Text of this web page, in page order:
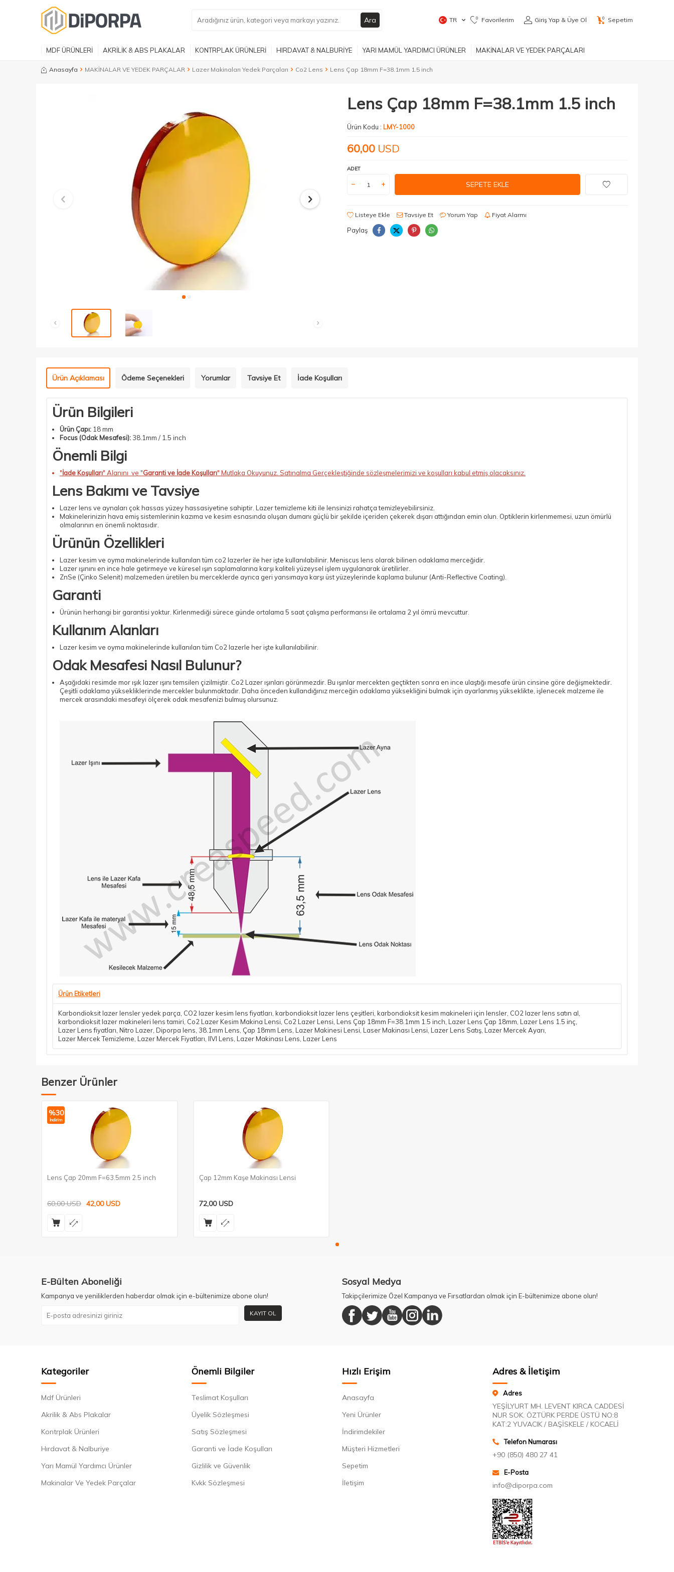
Ara TR 0 Favorilerim Giriş Yap & Üye Ol 0 Sepetim
MDF ÜRÜNLERİ AKRİLİK & ABS PLAKALAR KONTRPLAK ÜRÜNLERİ HIRDAVAT & NALBURİYE YARI MAMÜL YARDIMCI ÜRÜNLER MAKİNALAR VE YEDEK PARÇALARI
Anasayfa MAKİNALAR VE YEDEK PARÇALAR Lazer Makinaları Yedek Parçaları Co2 Lens Lens Çap 18mm F=38.1mm 1.5 inch
Lens Çap 18mm F=38.1mm 1.5 inch
Ürün Kodu : LMY-1000
60,00 USD
ADET
SEPETE EKLE
Listeye Ekle Tavsiye Et Yorum Yap Fiyat Alarmı
Paylaş
Ürün Açıklaması Ödeme Seçenekleri Yorumlar Tavsiye Et İade Koşulları
Ürün Bilgileri
Ürün Çapı: 18 mm
Focus (Odak Mesafesi): 38.1mm / 1.5 inch
Önemli Bilgi
"İade Koşulları" Alanını ve "Garanti ve İade Koşulları" Mutlaka Okuyunuz. Satınalma Gerçekleştiğinde sözleşmelerimizi ve koşulları kabul etmiş olacaksınız.
Lens Bakımı ve Tavsiye
Lazer lens ve aynaları çok hassas yüzey hassasiyetine sahiptir. Lazer temizleme kiti ile lensinizi rahatça temizleyebilirsiniz.
Makinelerinizin hava emiş sistemlerinin kazıma ve kesim esnasında oluşan dumanı güçlü bir şekilde içeriden çekerek dışarı attığından emin olun. Optiklerin kirlenmemesi, uzun ömürlü
olmalarının en önemli noktasıdır.
Ürünün Özellikleri
Lazer kesim ve oyma makinelerinde kullanılan tüm co2 lazerler ile her işte kullanılabilinir. Meniscus lens olarak bilinen odaklama merceğidir.
Lazer ışınını en ince hale getirmeye ve küresel ışın saplamalarına karşı kaliteli yüzeysel işlem uygulanarak üretilirler.
ZnSe (Çinko Selenit) malzemeden üretilen bu merceklerde ayrıca geri yansımaya karşı üst yüzeylerinde kaplama bulunur (Anti-Reflective Coating).
Garanti
Ürünün herhangi bir garantisi yoktur. Kirlenmediği sürece günde ortalama 5 saat çalışma performansı ile ortalama 2 yıl ömrü mevcuttur.
Kullanım Alanları
Lazer kesim ve oyma makinelerinde kullanılan tüm Co2 lazerle her işte kullanılabilinir.
Odak Mesafesi Nasıl Bulunur?
Aşağıdaki resimde mor ışık lazer ışını temsilen çizilmiştir. Co2 Lazer ışınları görünmezdir. Bu ışınlar mercekten geçtikten sonra en ince ulaştığı mesafe ürün cinsine göre değişmektedir.
Çeşitli odaklama yüksekliklerinde mercekler bulunmaktadır. Daha önceden kullandığınız merceğin odaklama yüksekliğini bulmak için ayarlanmış yükseklikte, işlenecek malzeme ile
mercek arasındaki mesafeyi ölçerek odak mesafenizi bulmuş olursunuz.
Ürün Etiketleri
Karbondioksit lazer lensler yedek parça CO2 lazer kesim lens fiyatları karbondioksit lazer lens çeşitleri karbondioksit kesim makineleri için lensler CO2 lazer lens satın al
karbondioksit lazer makineleri lens tamiri Co2 Lazer Kesim Makina Lensi Co2 Lazer Lensi Lens Çap 18mm F=38.1mm 1.5 inch Lazer Lens Çap 18mm Lazer Lens 1.5 inç
Lazer Lens fiyatları Nitro Lazer Diporpa lens 38.1mm Lens Çap 18mm Lens Lazer Makinesi Lensi Laser Makinası Lensi Lazer Lens Satış Lazer Mercek Ayarı
Lazer Mercek Temizleme Lazer Mercek Fiyatları IIVI Lens Lazer Makinası Lens Lazer Lens
Benzer Ürünler
%30
İndirim
Lens Çap 20mm F=63.5mm 2.5 inch
60,00USD 42,00USD
Çap 12mm Kaşe Makinası Lensi
72,00USD
E-Bülten Aboneliği
Kampanya ve yeniliklerden haberdar olmak için e-bültenimize abone olun!
KAYIT OL
Sosyal Medya
Takipçilerimize Özel Kampanya ve Fırsatlardan olmak için E-bültenimize abone olun!
Kategoriler
Mdf Ürünleri
Akrilik & Abs Plakalar
Kontrplak Ürünleri
Hırdavat & Nalburiye
Yarı Mamül Yardımcı Ürünler
Makinalar Ve Yedek Parçalar
Önemli Bilgiler
Teslimat Koşulları
Üyelik Sözleşmesi
Satış Sözleşmesi
Garanti ve İade Koşulları
Gizlilik ve Güvenlik
Kvkk Sözleşmesi
Hızlı Erişim
Anasayfa
Yeni Ürünler
İndirimdekiler
Müşteri Hizmetleri
Sepetim
İletişim
Adres & İletişim
Adres
YEŞİLYURT MH. LEVENT KIRCA CADDESİ
NUR SOK. ÖZTÜRK PERDE ÜSTÜ NO:8
KAT:2 YUVACIK / BAŞİSKELE / KOCAELİ
Telefon Numarası
+90 (850) 480 27 41
E-Posta
info@diporpa.com